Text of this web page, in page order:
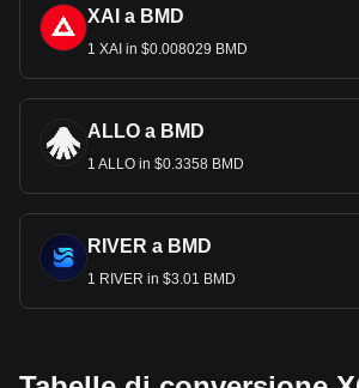
XAI a BMD
1 XAI in $0.008029 BMD
ALLO a BMD
1 ALLO in $0.3358 BMD
RIVER a BMD
1 RIVER in $3.01 BMD